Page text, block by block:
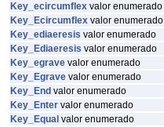
Key_ecircumflex valor enumerado
Key_Ecircumflex valor enumerado
Key_ediaeresis valor enumerado
Key_Ediaeresis valor enumerado
Key_egrave valor enumerado
Key_Egrave valor enumerado
Key_End valor enumerado
Key_Enter valor enumerado
Key_Equal valor enumerado